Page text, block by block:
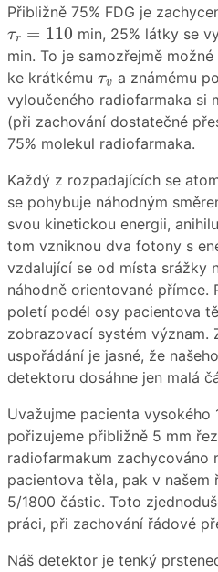
Přibližně 75% FDG je
τr = 110
τr =110 min, 25% látky se
min. To je samozřejmě
ke krátkému τv
τv a známému
vyloučeného radiofarmaka si
(při zachování dostatečné
75% molekul radiofarmaka.
Každý z rozpadajících se
se pohybuje náhodným
svou kinetickou energii,
tom vzniknou dva fotony s
vzdalující se od místa srážky
náhodně orientované přímce.
poletí podél osy pacientova
zobrazovací systém význam.
uspořádání je jasné, že
detektoru dosáhne jen malá
Uvažujme pacienta vysokého
pořizujeme přibližně 5 mm
radiofarmakum zachycováno
pacientova těla, pak v našem
5/1800 částic. Toto
práci, při zachování řádové
Náš detektor je tenký